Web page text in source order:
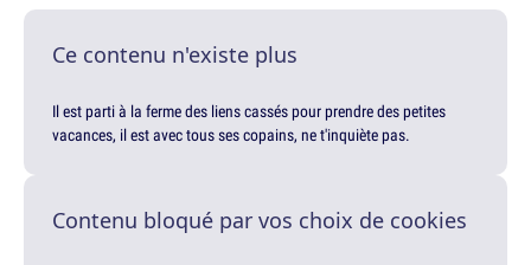
Ce contenu n'existe plus
Il est parti à la ferme des liens cassés pour prendre des petites
vacances, il est avec tous ses copains, ne t'inquiète pas.
Contenu bloqué par vos choix de cookies